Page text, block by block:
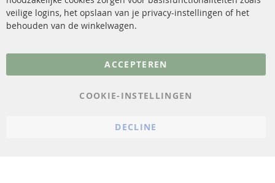
FAQ
Annuleer contract
Gegevensbescherming
veilige logins, het opslaan van je privacy-instellingen of het
behouden van de winkelwagen.
ACCEPTEREN
COOKIE-INSTELLINGEN
DECLINE